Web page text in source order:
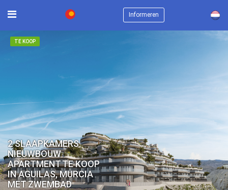
Informeren ×
TE KOOP
2 SLAAPKAMERS
NIEUWBOUW
APARTMENT TE KOOP
IN AGUILAS, MURCIA
MET ZWEMBAD